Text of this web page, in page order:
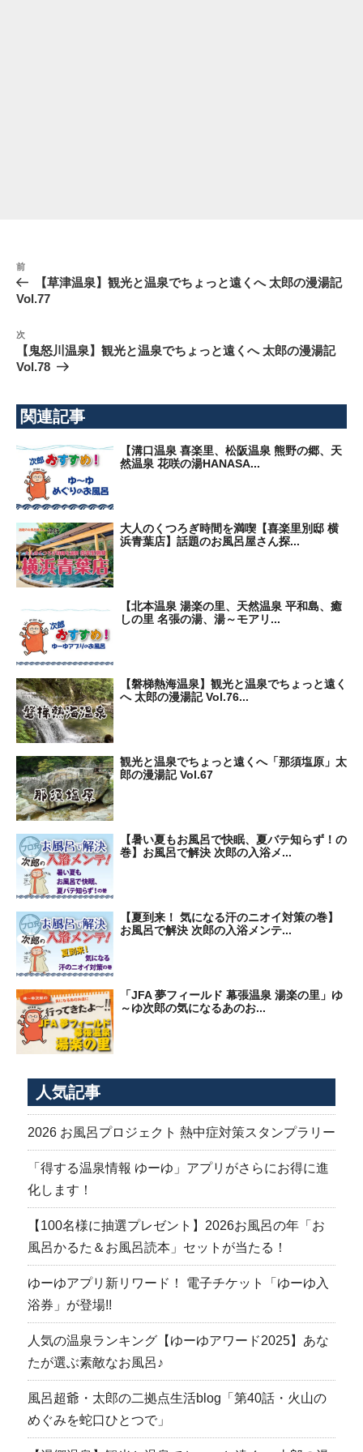
投
稿
ナ
ゲ
ー
シ
ン
前
の
投
前
【草津温泉】観光と温泉でちょっと遠くへ 太郎の漫湯記
Vol.77
次
の
投
次
【鬼怒川温泉】観光と温泉でちょっと遠くへ 太郎の漫湯記
Vol.78
関連記事
【溝口温泉 喜楽里、松阪温泉 熊野の郷、天
然温泉 花咲の湯HANASA...
大人のくつろぎ時間を満喫【喜楽里別邸 横
浜青葉店】話題のお風呂屋さん探...
【北本温泉 湯楽の里、天然温泉 平和島、癒
しの里 名張の湯、湯～モアリ...
【磐梯熱海温泉】観光と温泉でちょっと遠く
へ 太郎の漫湯記 Vol.76...
観光と温泉でちょっと遠くへ「那須塩原」太
郎の漫湯記 Vol.67
【暑い夏もお風呂で快眠、夏バテ知らず！の
巻】お風呂で解決 次郎の入浴メ...
【夏到来！ 気になる汗のニオイ対策の巻】
お風呂で解決 次郎の入浴メンテ...
「JFA 夢フィールド 幕張温泉 湯楽の里」ゆ
～ゆ次郎の気になるあのお...
人気記事
2026 お風呂プロジェクト 熱中症対策スタンプラリー
「得する温泉情報 ゆーゆ」アプリがさらにお得に進
化します！
【100名様に抽選プレゼント】2026お風呂の年「お
風呂かるた＆お風呂読本」セットが当たる！
ゆーゆアプリ新リワード！ 電子チケット「ゆーゆ入
浴券」が登場!!
人気の温泉ランキング【ゆーゆアワード2025】あな
たが選ぶ素敵なお風呂♪
風呂超爺・太郎の二拠点生活blog「第40話・火山の
めぐみを蛇口ひとつで」